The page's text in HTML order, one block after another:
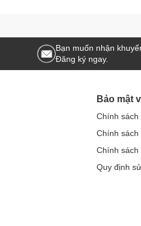
Bạn muốn nhận
Đăng ký ngay.
Bảo mật
Chính sách
Chính sách
Chính sách
Quy định